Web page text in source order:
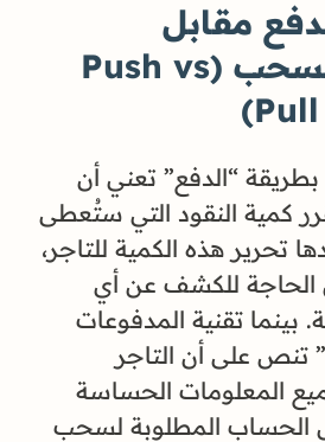
مقابل
مدفوعات السحب (Push vs
Pull
“الدفع” تعني أن
كمية النقود التي ستُعطى
تحرير هذه الكمية للتاجر،
للكشف عن أي
تقنية المدفوعات
تنص على أن التاجر
المعلومات الحساسة
الحساب المطلوبة لسحب